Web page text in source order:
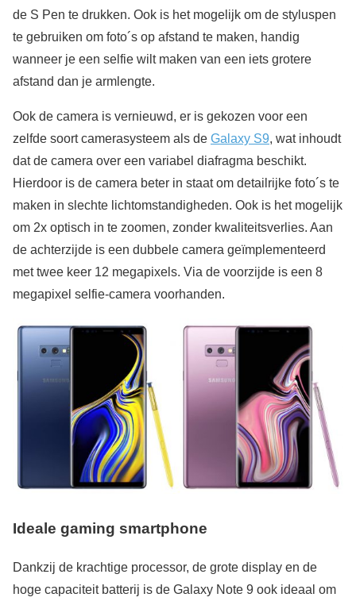
de S Pen te drukken. Ook is het mogelijk om de styluspen
te gebruiken om foto´s op afstand te maken, handig
wanneer je een selfie wilt maken van een iets grotere
afstand dan je armlengte.
Ook de camera is vernieuwd, er is gekozen voor een
zelfde soort camerasysteem als de Galaxy S9, wat inhoudt
dat de camera over een variabel diafragma beschikt.
Hierdoor is de camera beter in staat om detailrijke foto´s te
maken in slechte lichtomstandigheden. Ook is het mogelijk
om 2x optisch in te zoomen, zonder kwaliteitsverlies. Aan
de achterzijde is een dubbele camera geïmplementeerd
met twee keer 12 megapixels. Via de voorzijde is een 8
megapixel selfie-camera voorhanden.
Ideale gaming smartphone
Dankzij de krachtige processor, de grote display en de
hoge capaciteit batterij is de Galaxy Note 9 ook ideaal om